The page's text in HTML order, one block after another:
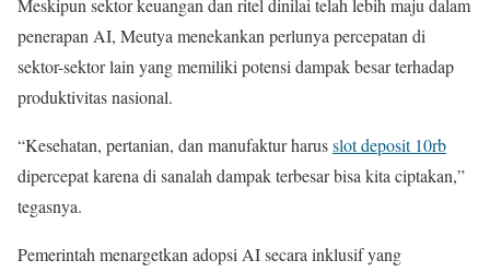
Meskipun sektor keuangan dan ritel dinilai telah lebih maju dalam
penerapan AI, Meutya menekankan perlunya percepatan di
sektor-sektor lain yang memiliki potensi dampak besar terhadap
produktivitas nasional.
“Kesehatan, pertanian, dan manufaktur harusslot deposit 10rb
dipercepat karena di sanalah dampak terbesar bisa kita ciptakan,”
tegasnya.
Pemerintah menargetkan adopsi AI secara inklusif yang